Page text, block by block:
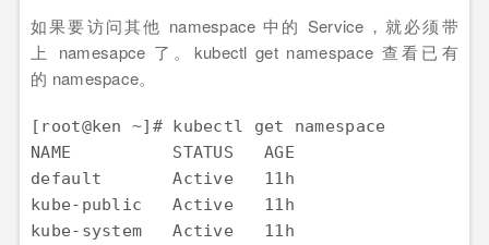
如果要访问其他 namespace 中的 Service，就必须带
上 namesapce 了。kubectl get namespace 查看已有
的 namespace。
[root@ken ~]# kubectl get namespace
NAME          STATUS   AGE
default       Active   11h
kube-public   Active   11h
kube-system   Active   11h